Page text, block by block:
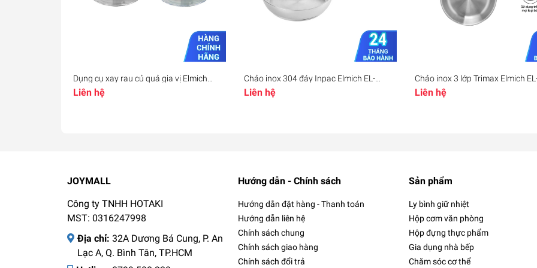
Dụng cụ xay rau củ quả gia vị Elmich
EL8416, Hàng chính hãng, cối nhựa
trong suốt, lưỡi dao bằng inox - JoyMall
Liên hệ
Chảo inox 304 đáy Inpac Elmich EL-
2830 EL-2831 EL-2832 EL-2833, Hàng
chính hãng, sử dụng trên mọi loại bếp -
Liên hệ
Chảo inox 3 lớp Trimax Elmich EL-
26cm, Hàng chính hãng, Công
Stop Hot, dùng được mọi loại bếp -
Liên hệ
JOYMALL
Công ty TNHH HOTAKI
MST: 0316247998
Địa chỉ: 32A Dương Bá Cung, P. An
Lạc A, Q. Bình Tân, TP.HCM
Hướng dẫn - Chính sách
Hướng dẫn đặt hàng - Thanh toán
Hướng dẫn liên hệ
Chính sách chung
Chính sách giao hàng
Chính sách đổi trả
Sản phẩm
Ly bình giữ nhiệt
Hộp cơm văn phòng
Hộp đựng thực phẩm
Gia dụng nhà bếp
Chăm sóc cơ thể